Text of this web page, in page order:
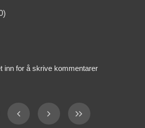
inn for å skrive kommentarer